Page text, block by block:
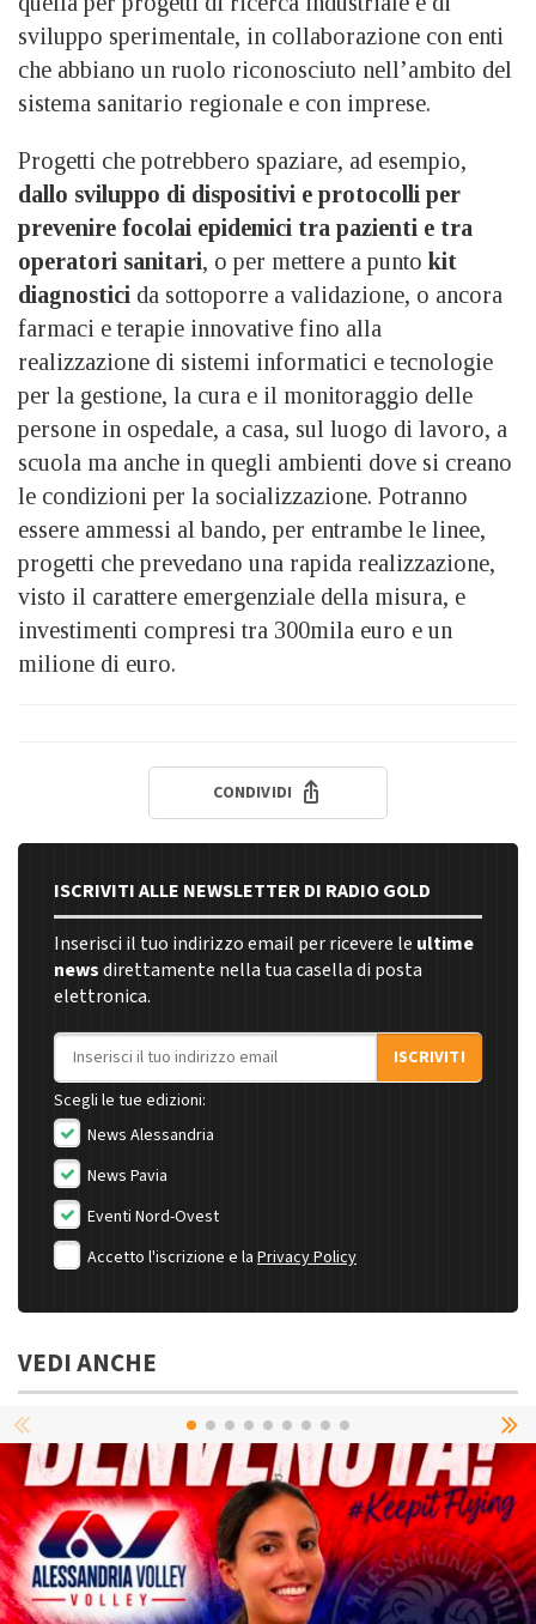
sviluppo sperimentale, in collaborazione con enti
che abbiano un ruolo riconosciuto nell’ambito del
sistema sanitario regionale e con imprese.
Progetti che potrebbero spaziare, ad esempio,
dallo sviluppo di dispositivi e protocolli per
prevenire focolai epidemici tra pazienti e tra
operatori sanitari, o per mettere a punto kit
diagnostici da sottoporre a validazione, o ancora
farmaci e terapie innovative fino alla
realizzazione di sistemi informatici e tecnologie
per la gestione, la cura e il monitoraggio delle
persone in ospedale, a casa, sul luogo di lavoro, a
scuola ma anche in quegli ambienti dove si creano
le condizioni per la socializzazione. Potranno
essere ammessi al bando, per entrambe le linee,
progetti che prevedano una rapida realizzazione,
visto il carattere emergenziale della misura, e
investimenti compresi tra 300mila euro e un
milione di euro.
CONDIVIDI
ISCRIVITI ALLE NEWSLETTER DI RADIO GOLD
Inserisci il tuo indirizzo email per ricevere le ultime
newsdirettamente nella tua casella di posta
elettronica.
Indirizzo email
ISCRIVITI
Scegli le tue edizioni:
News Alessandria
News Pavia
Eventi Nord-Ovest
Accetto l'iscrizione e la Privacy Policy
VEDI ANCHE